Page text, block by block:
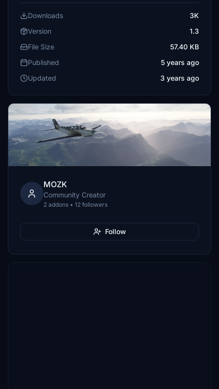
Downloads
3K
Version
1.3
File Size
57.40 KB
Published
5 years ago
Updated
3 years ago
MOZK
Community Creator
2 addons • 12 followers
Follow